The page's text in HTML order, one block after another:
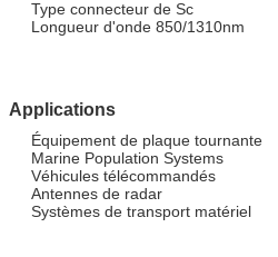
Type connecteur de Sc
Longueur d'onde 850/1310nm
Applications
Équipement de plaque tournante
Marine Population Systems
Véhicules télécommandés
Antennes de radar
Systèmes de transport matériel